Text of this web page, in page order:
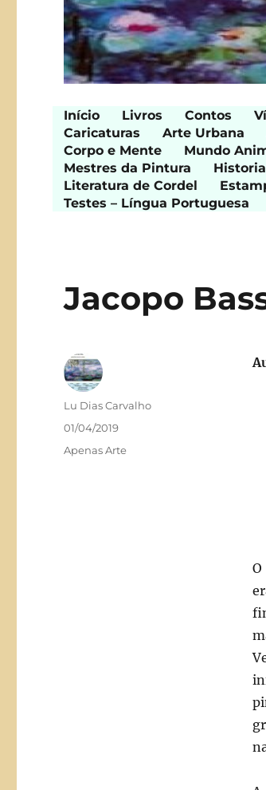
Início Livros Contos
Caricaturas
Arte Urbana
Corpo e Mente
Mundo
Mestres da Pintura
Literatura de Cordel
Testes – Língua Portuguesa
Jacopo
Autor
Lu Dias Carvalho
Publicado
em
01/04/2019
Categorias
Apenas Arte